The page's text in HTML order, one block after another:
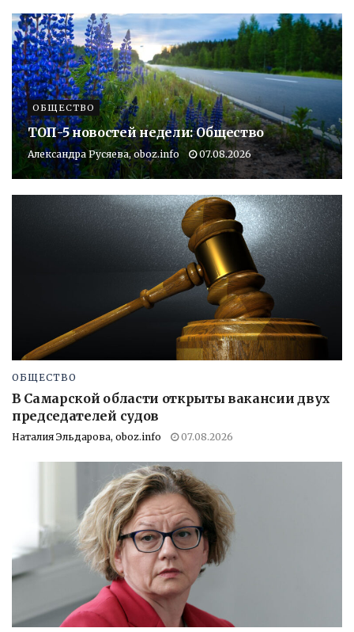
ОБЩЕСТВО
ТОП-5 новостей недели: Общество
Александра Русяева, oboz.info 07.08.2026
ОБЩЕСТВО
В Самарской области открыты вакансии двух
председателей судов
Наталия Эльдарова, oboz.info 07.08.2026